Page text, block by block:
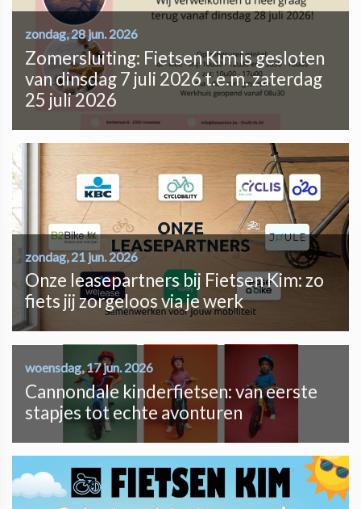
zondag, 28 jun. 2026
Zomersluiting: Fietsen Kim is gesloten
van dinsdag 7 juli 2026 t.e.m. zaterdag
25 juli 2026
zondag, 21 jun. 2026
Onze leasepartners bij Fietsen Kim: zo
fiets jij zorgeloos via je werk
woensdag, 17 jun. 2026
Cannondale kinderfietsen: van eerste
stapjes tot echte avonturen